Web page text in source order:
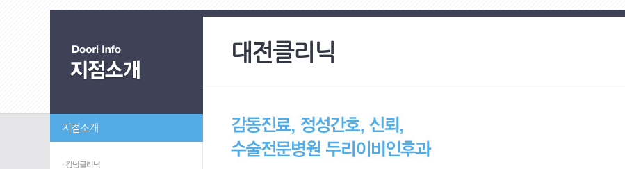
지점소개
· 강남클리닉
대전클리닉